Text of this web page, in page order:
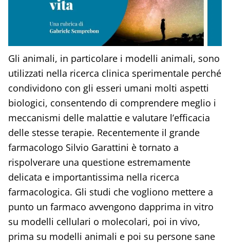
Gli animali, in particolare i modelli animali, sono
utilizzati nella ricerca clinica sperimentale perché
condividono con gli esseri umani molti aspetti
biologici, consentendo di comprendere meglio i
meccanismi delle malattie e valutare l’efficacia
delle stesse terapie. Recentemente il grande
farmacologo Silvio Garattini è tornato a
rispolverare una questione estremamente
delicata e importantissima nella ricerca
farmacologica. Gli studi che vogliono mettere a
punto un farmaco avvengono dapprima in vitro
su modelli cellulari o molecolari, poi in vivo,
prima su modelli animali e poi su persone sane